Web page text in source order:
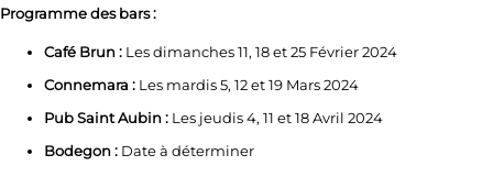
Programme des bars :
Café Brun : Les dimanches 11, 18 et 25 Février 2024
Connemara : Les mardis 5, 12 et 19 Mars 2024
Pub Saint Aubin : Les jeudis 4, 11 et 18 Avril 2024
Bodegon : Date à déterminer